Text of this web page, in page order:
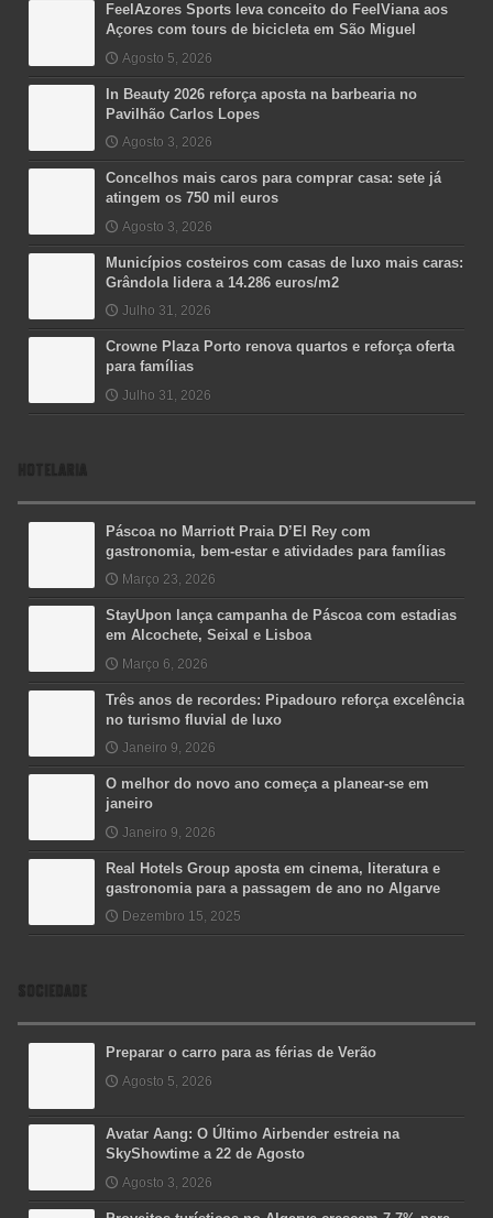
FeelAzores Sports leva conceito do FeelViana aos
Açores com tours de bicicleta em São Miguel
Agosto 5, 2026
In Beauty 2026 reforça aposta na barbearia no
Pavilhão Carlos Lopes
Agosto 3, 2026
Concelhos mais caros para comprar casa: sete já
atingem os 750 mil euros
Agosto 3, 2026
Municípios costeiros com casas de luxo mais caras:
Grândola lidera a 14.286 euros/m2
Julho 31, 2026
Crowne Plaza Porto renova quartos e reforça oferta
para famílias
Julho 31, 2026
HOTELARIA
Páscoa no Marriott Praia D’El Rey com
gastronomia, bem-estar e atividades para famílias
Março 23, 2026
StayUpon lança campanha de Páscoa com estadias
em Alcochete, Seixal e Lisboa
Março 6, 2026
Três anos de recordes: Pipadouro reforça excelência
no turismo fluvial de luxo
Janeiro 9, 2026
O melhor do novo ano começa a planear-se em
janeiro
Janeiro 9, 2026
Real Hotels Group aposta em cinema, literatura e
gastronomia para a passagem de ano no Algarve
Dezembro 15, 2025
SOCIEDADE
Preparar o carro para as férias de Verão
Agosto 5, 2026
Avatar Aang: O Último Airbender estreia na
SkyShowtime a 22 de Agosto
Agosto 3, 2026